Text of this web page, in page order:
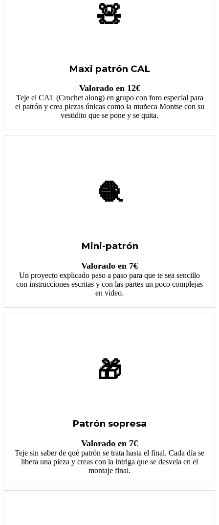
🧸
Maxi patrón CAL
Valorado en 12€
Teje el CAL (Crochet along) en grupo con foro especial para
el patrón y crea piezas únicas como la muñeca Montse con su
vestidito que se pone y se quita.
🧶
Mini-patrón
Valorado en 7€
Un proyecto explicado paso a paso para que te sea sencillo
con instrucciones escritas y con las partes un poco complejas
en video.
🎁
Patrón sopresa
Valorado en 7€
Teje sin saber de qué patrón se trata hasta el final. Cada día se
libera una pieza y creas con la intriga que se desvela en el
montaje final.